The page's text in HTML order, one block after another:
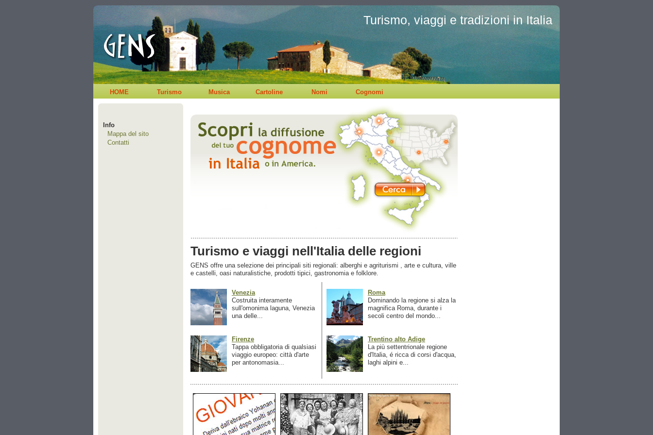
Turismo, viaggi e tradizioni in Italia
HOME Turismo Musica Cartoline Nomi Cognomi
Info
Mappa del sito
Contatti
Turismo e viaggi nell'Italia delle regioni
GENS offre una selezione dei principali siti regionali: alberghi e agriturismi , arte e cultura, ville
e castelli, oasi naturalistiche, prodotti tipici, gastronomia e folklore.
Venezia
Costruita interamente
sull'omonima laguna, Venezia
una delle...
Firenze
Tappa obbligatoria di qualsiasi
viaggio europeo: città d'arte
per antonomasia...
Roma
Dominando la regione si alza la
magnifica Roma, durante i
secoli centro del mondo...
Trentino alto Adige
La più settentrionale regione
d'Italia, é ricca di corsi d'acqua,
laghi alpini e...